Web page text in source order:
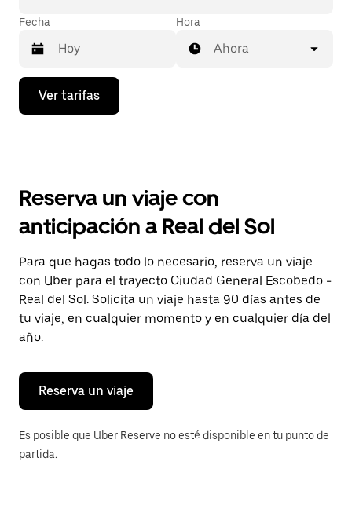
Fecha
Presiona
flecha
el
y
selecciona
una
fecha.
Presiona
la
tecla Esc
para
cerrar
calendario.
Hora
Ahora
Ver tarifas
Reserva un viaje con
anticipación a Real del Sol
Para que hagas todo lo necesario, reserva un viaje
con Uber para el trayecto Ciudad General Escobedo -
Real del Sol. Solicita un viaje hasta 90 días antes de
tu viaje, en cualquier momento y en cualquier día del
año.
Reserva un viaje
Es posible que Uber Reserve no esté disponible en tu punto de
partida.